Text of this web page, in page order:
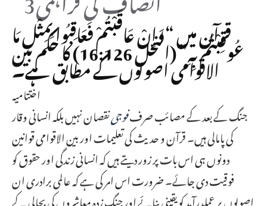
قرآن میں “وَإِنْ عَاقَبْتُمْ فَعَاقِبُوا بِمِثْلِ مَا
عُوقِبْتُم بِهِ” (النحل 16:126) کا حکم بین
الاقوامی اصولوں کے مطابق ہے۔
اختتامیہ
جنگ کے بعد کے مصائب صرففوجینقصان نہیں بلکہ انسانی وقار
کی پامالی ہیں۔ قرآن و حدیث کی تعلیمات اور بین الاقوامی قوانین
دونوں ہی اس بات پر زور دیتے ہیں کہ انسانی زندگی اور حقوق کو
فوقیت دی جائے۔ ضرورت اس امر کی ہے کہ عالمی برادری ان
اصولوں پر عملدرآمد کو یقینی بنائے اور جنگ زدہ معاشروں کی بحالی کے